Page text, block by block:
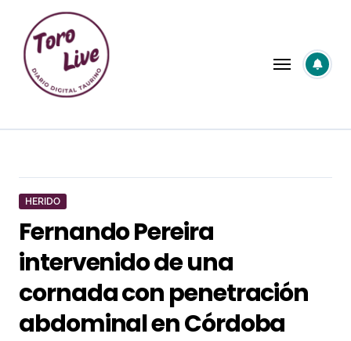
contenido
HERIDO
Fernando Pereira
intervenido de una
cornada con penetración
abdominal en Córdoba